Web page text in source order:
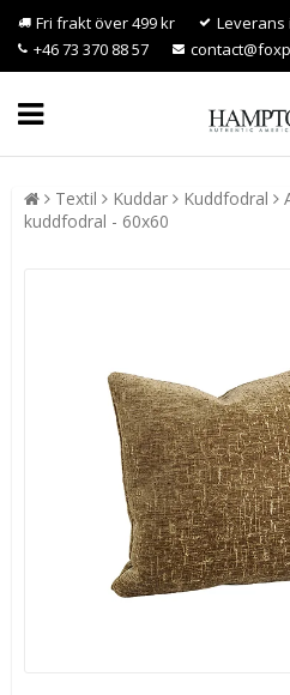
Fri frakt över 499 kr
Leverans
+46 73 370 88 57
Textil Kuddar Kuddfodral
kuddfodral - 60x60